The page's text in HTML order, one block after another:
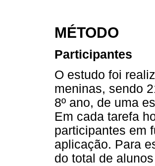
MÉTODO
Participantes
O estudo foi
meninas, sendo
8º ano, de uma
Em cada tarefa
participantes em
aplicação. Para
do total de